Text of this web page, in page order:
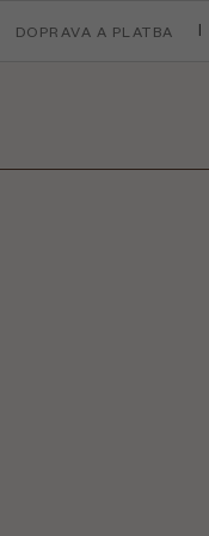
DOPRAVA A PLATBA